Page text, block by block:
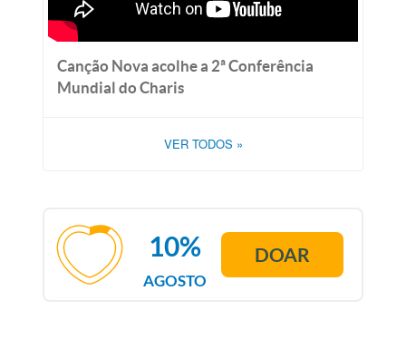
Canção Nova acolhe a 2ª Conferência
Mundial do Charis
VER TODOS »
AGOSTO
10% DOAR